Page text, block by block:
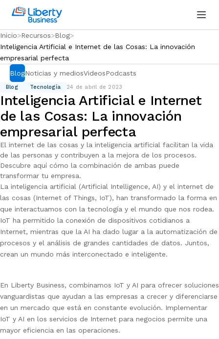
Inicio Recursos
Blog
Inteligencia Artificial e Internet de las Cosas: La innovación
empresarial perfecta
BlogNoticias y mediosVideosPodcasts
Blog Tecnología 24 de abril de 2023
Inteligencia Artificial e Internet
de las Cosas: La innovación
empresarial perfecta
El internet de las cosas y la inteligencia artificial facilitan la vida
de las personas y contribuyen a la mejora de los procesos.
Descubre aquí cómo la combinación de ambas puede
transformar tu empresa.
La inteligencia artificial (Artificial Intelligence, AI) y el internet de
las cosas (Internet of Things, IoT), han transformado la forma en
que interactuamos con la tecnología y el mundo que nos rodea.
IoT ha permitido la conexión de dispositivos cotidianos a
Internet, mientras que la AI ha dado lugar a la automatización de
procesos y el análisis de grandes cantidades de datos. Juntos,
crean un mundo más interconectado e inteligente.
En Liberty Business, combinamos IoT y AI para ofrecer soluciones
vanguardistas que ayudan a las empresas a crecer y diferenciarse
en un mercado que está en constante evolución. Implementar
IoT y AI en los servicios de Internet para negocios permite una
mayor eficiencia en las operaciones.